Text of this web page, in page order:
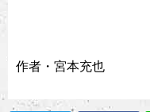
作者・宮本充也